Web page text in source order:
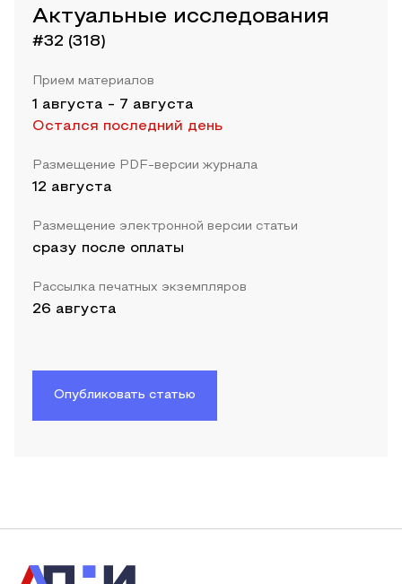
Актуальные исследования
#32 (318)
Прием материалов
1 августа - 7 августа
Остался последний день
Размещение PDF-версии журнала
12 августа
Размещение электронной версии статьи
сразу после оплаты
Рассылка печатных экземпляров
26 августа
Опубликовать статью